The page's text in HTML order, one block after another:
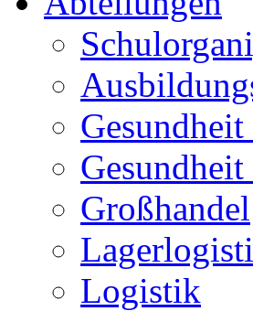
Großhandel
Logistik